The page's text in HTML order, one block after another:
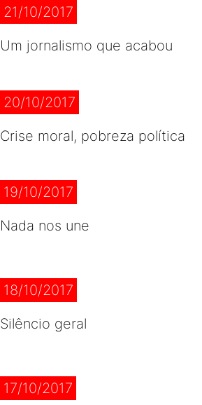
21/10/2017
Um jornalismo que acabou
20/10/2017
Crise moral, pobreza política
19/10/2017
Nada nos une
18/10/2017
Silêncio geral
17/10/2017